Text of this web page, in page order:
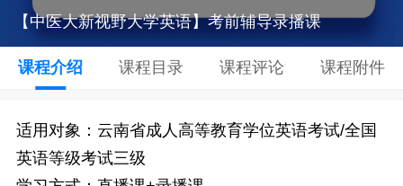
【中医大新视野大学英语】考前辅导录播课
课程介绍 课程目录 课程评论 课程附件
适用对象：云南省成人高等教育学位英语考试/全国
英语等级考试三级